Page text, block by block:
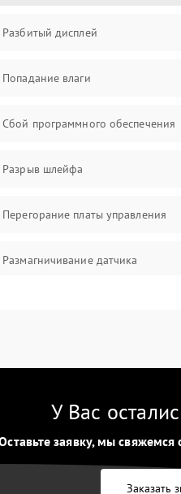
Разбитый дисплей
Попадание влаги
Сбой программного обеспечения
Разрыв шлейфа
Перегорание платы управления
Размагничивание датчика
Разрядка аккумулятора за коркое
Перегрев устройства
У Вас
заявку, мы
Заказать